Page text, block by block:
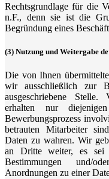
Rechtsgrundlage für die
n.F., denn sie ist die
Begründung eines
(3) Nutzung und Weitergabe
Die von Ihnen
wir ausschließlich zur
ausgeschriebene Stelle.
erhalten nur
Bewerbungsprozess
betrauten Mitarbeiter
Daten zu wahren. Wir
an Dritte weiter, es sei
Bestimmungen und/
Anordnungen zu einer